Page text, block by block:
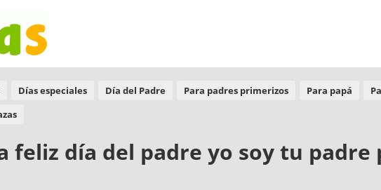
Días especiales Día del Padre Para padres primerizos Para papá
feliz día del padre yo soy tu padre